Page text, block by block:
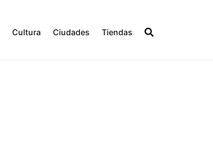
Cultura Ciudades Tiendas